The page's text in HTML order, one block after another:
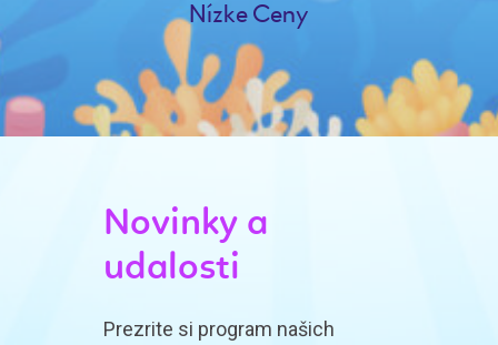
Nízke Ceny
Novinky a
udalosti
Prezrite si program našich